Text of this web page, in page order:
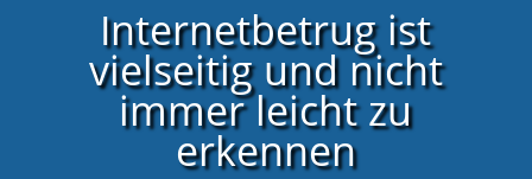
Internetbetrug ist
vielseitig und nicht
immer leicht zu
erkennen